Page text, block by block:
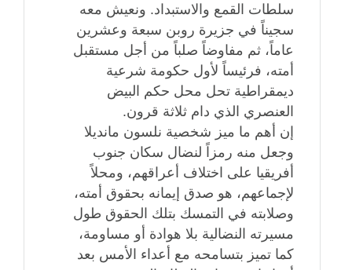
سلطات القمع والاستبداد. ونعيش معه
سجيناً في جزيرة روبن سبعة وعشرين
عاماً، ثم مفاوضاً صلباً من أجل مستقبل
أمته، فرئيساً لأول حكومة شرعية
ديمقراطية تحل محل حكم البيض
العنصري الذي دام ثلاثة قرون.
إن أهم ما ميز شخصية نلسون مانديلا
وجعل منه رمزاً لنضال سكان جنوب
أفريقيا على اختلاف أعراقهم، ومحلاً
لإجماعهم، هو صدق إيمانه بحقوق أمته،
وصلابته في التمسك بتلك الحقوق طول
مسيرته النضالية بلا هوادة أو مساومة،
كما تميز بتسامحه مع أعداء الأمس بعد